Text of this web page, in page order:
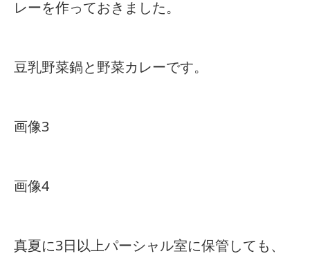
レーを作っておきました。
豆乳野菜鍋と野菜カレーです。
画像3
画像4
真夏に3日以上パーシャル室に保管しても、